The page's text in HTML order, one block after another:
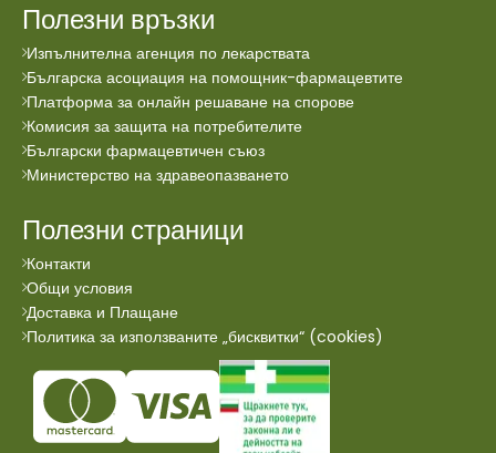
Полезни връзки
Изпълнителна агенция по лекарствата
Българска асоциация на помощник-фармацевтите
Платформа за онлайн решаване на спорове
Комисия за защита на потребителите
Български фармацевтичен съюз
Министерство на здравеопазването
Полезни страници
Контакти
Общи условия
Доставка и Плащане
Политика за използваните „бисквитки“ (cookies)